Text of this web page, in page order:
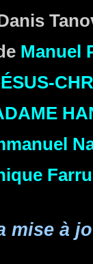
Manuel
mise à